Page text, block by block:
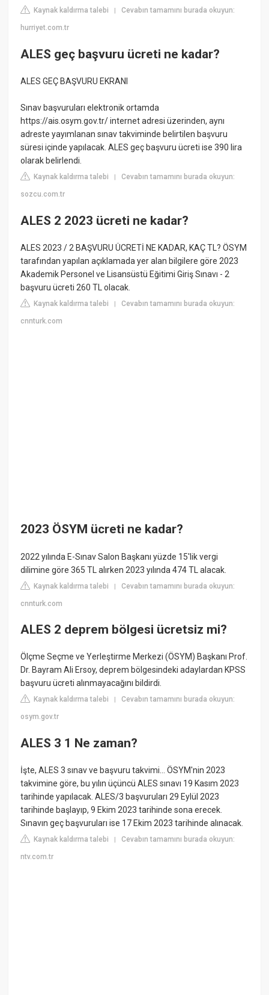
Kaynak kaldırma talebi |Cevabın tamamını burada okuyun:
hurriyet.com.tr
ALES geç başvuru ücreti ne kadar?
ALES GEÇ BAŞVURU EKRANI
Sınav başvuruları elektronik ortamda
https://ais.osym.gov.tr/ internet adresi üzerinden, aynı
adreste yayımlanan sınav takviminde belirtilen başvuru
süresi içinde yapılacak. ALES geç başvuru ücreti ise 390 lira
olarak belirlendi.
Kaynak kaldırma talebi |Cevabın tamamını burada okuyun:
sozcu.com.tr
ALES 2 2023 ücreti ne kadar?
ALES 2023 / 2 BAŞVURU ÜCRETİ NE KADAR, KAÇ TL? ÖSYM
tarafından yapılan açıklamada yer alan bilgilere göre 2023
Akademik Personel ve Lisansüstü Eğitimi Giriş Sınavı - 2
başvuru ücreti 260 TL olacak.
Kaynak kaldırma talebi |Cevabın tamamını burada okuyun:
cnnturk.com
2023 ÖSYM ücreti ne kadar?
2022 yılında E-Sınav Salon Başkanı yüzde 15'lik vergi
dilimine göre 365 TL alırken 2023 yılında 474 TL alacak.
Kaynak kaldırma talebi |Cevabın tamamını burada okuyun:
cnnturk.com
ALES 2 deprem bölgesi ücretsiz mi?
Ölçme Seçme ve Yerleştirme Merkezi (ÖSYM) Başkanı Prof.
Dr. Bayram Ali Ersoy, deprem bölgesindeki adaylardan KPSS
başvuru ücreti alınmayacağını bildirdi.
Kaynak kaldırma talebi |Cevabın tamamını burada okuyun:
osym.gov.tr
ALES 3 1 Ne zaman?
İşte, ALES 3 sınav ve başvuru takvimi... ÖSYM'nin 2023
takvimine göre, bu yılın üçüncü ALES sınavı 19 Kasım 2023
tarihinde yapılacak. ALES/3 başvuruları 29 Eylül 2023
tarihinde başlayıp, 9 Ekim 2023 tarihinde sona erecek.
Sınavın geç başvuruları ise 17 Ekim 2023 tarihinde alınacak.
Kaynak kaldırma talebi |Cevabın tamamını burada okuyun:
ntv.com.tr